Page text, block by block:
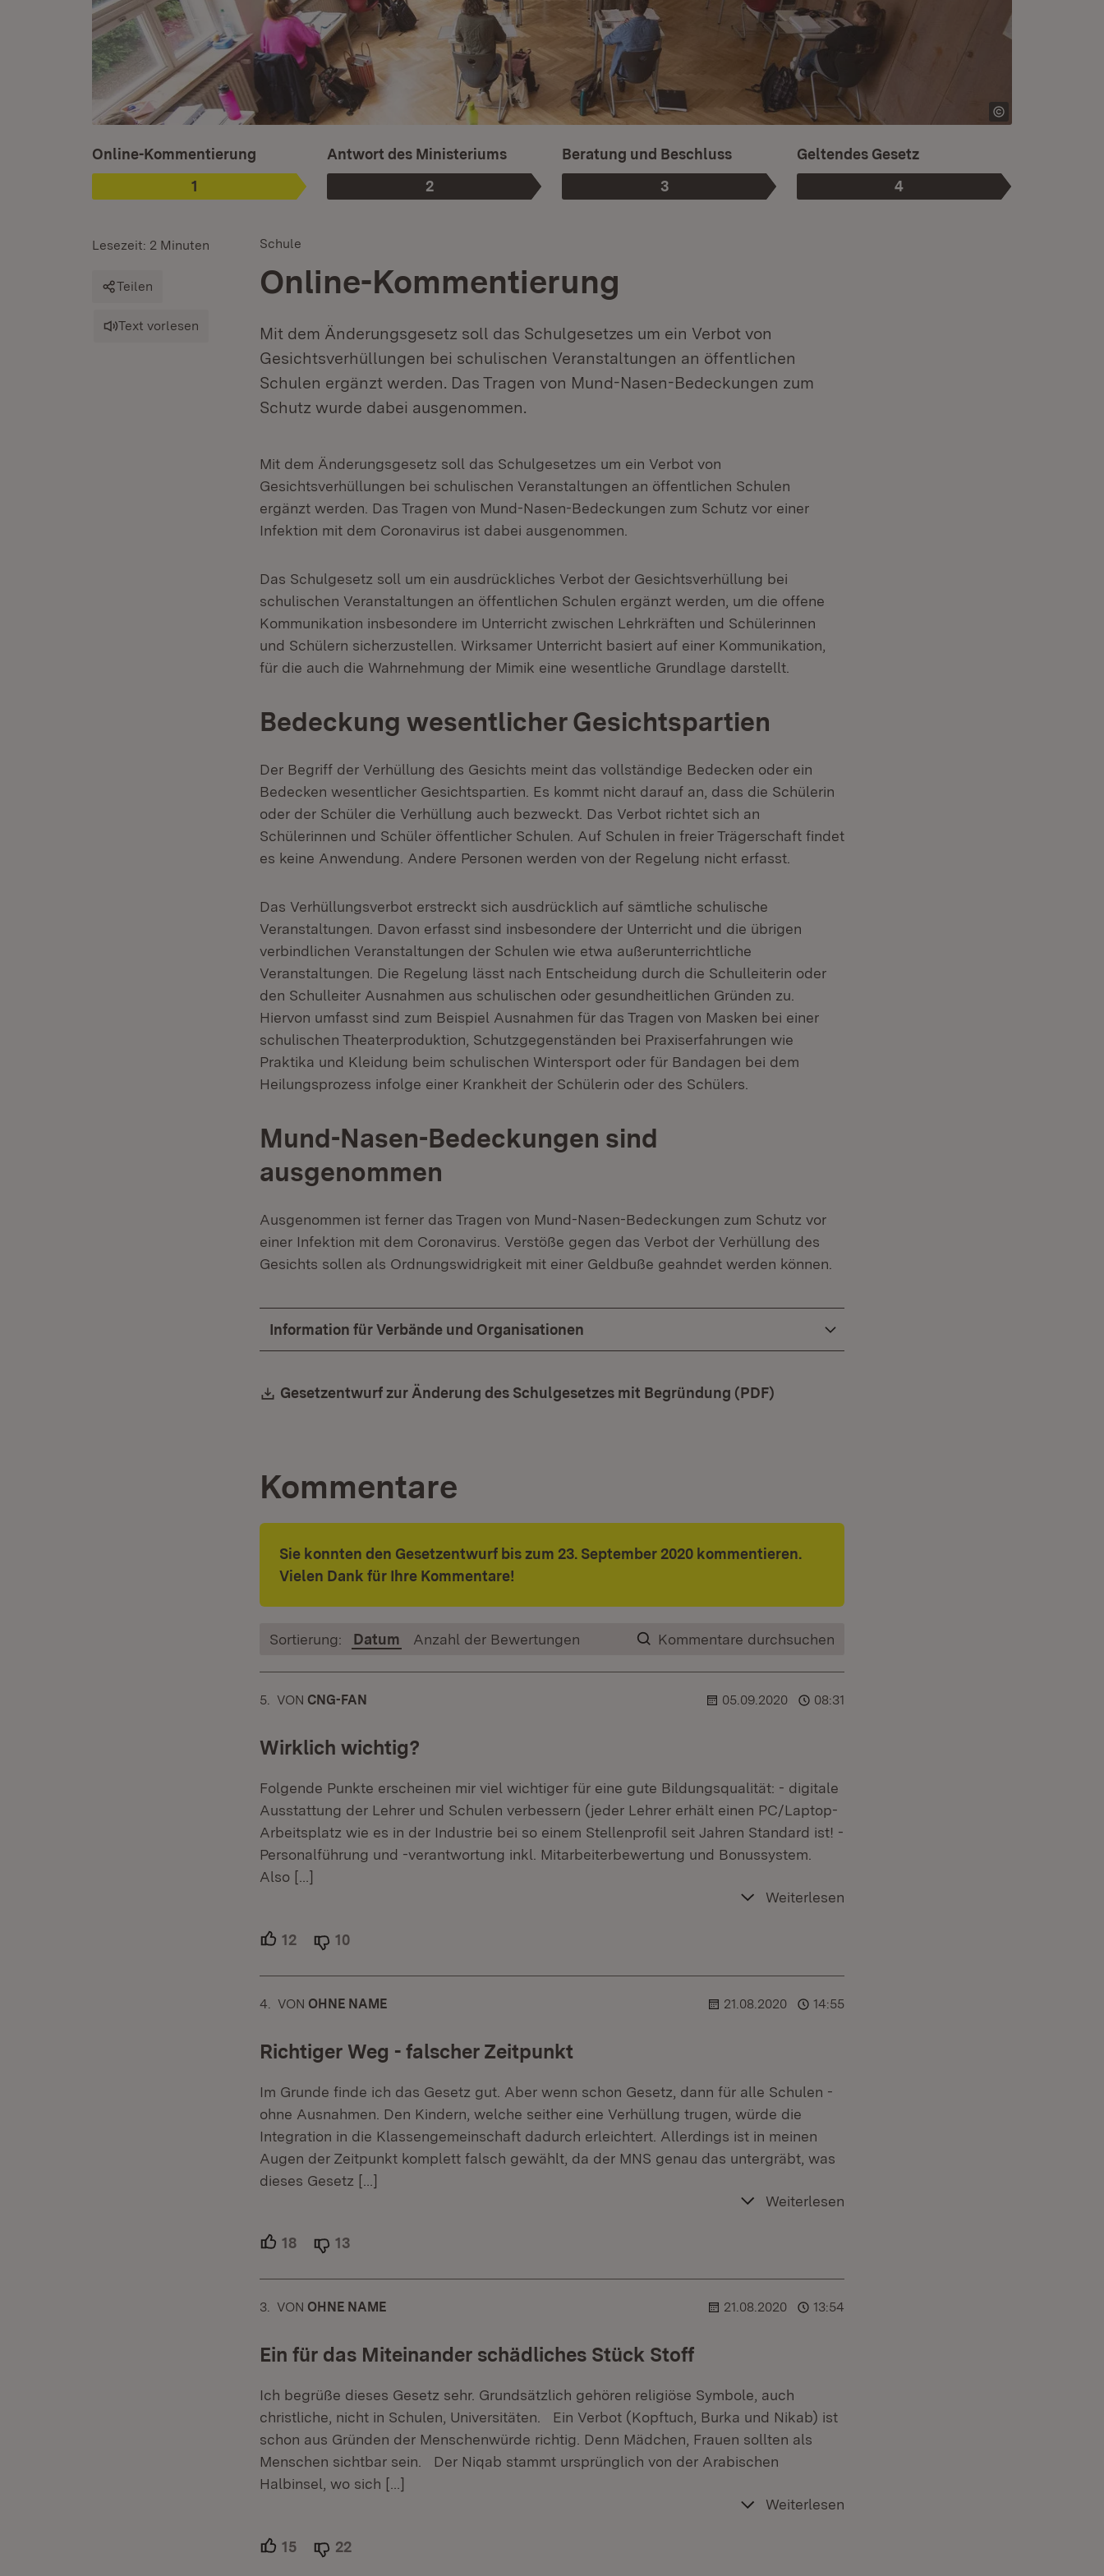
Phase
1
:
Ist ausgewählt.
Online-Kommentierung
Phase
2
:
Antwort des Ministeriums
Phase
3
:
Beratung und Beschluss
Phase
4
:
Ist die aktuelle Phase.
Geltendes Gesetz
Schule
Online-Kommentierung
Mit dem Änderungsgesetz soll das Schulgesetzes um ein Verbot von
Gesichtsverhüllungen bei schulischen Veranstaltungen an öffentlichen
Schulen ergänzt werden. Das Tragen von Mund-Nasen-Bedeckungen zum
Schutz wurde dabei ausgenommen.
Lesezeit: 2 Minuten
Teilen
Text vorlesen
Mit dem Änderungsgesetz soll das Schulgesetzes um ein Verbot von
Gesichtsverhüllungen bei schulischen Veranstaltungen an öffentlichen Schulen
ergänzt werden. Das Tragen von Mund-Nasen-Bedeckungen zum Schutz vor einer
Infektion mit dem Coronavirus ist dabei ausgenommen.
Das Schulgesetz soll um ein ausdrückliches Verbot der Gesichtsverhüllung bei
schulischen Veranstaltungen an öffentlichen Schulen ergänzt werden, um die offene
Kommunikation insbesondere im Unterricht zwischen Lehrkräften und Schülerinnen
und Schülern sicherzustellen. Wirksamer Unterricht basiert auf einer Kommunikation,
für die auch die Wahrnehmung der Mimik eine wesentliche Grundlage darstellt.
Bedeckung wesentlicher Gesichtspartien
Der Begriff der Verhüllung des Gesichts meint das vollständige Bedecken oder ein
Bedecken wesentlicher Gesichtspartien. Es kommt nicht darauf an, dass die Schülerin
oder der Schüler die Verhüllung auch bezweckt. Das Verbot richtet sich an
Schülerinnen und Schüler öffentlicher Schulen. Auf Schulen in freier Trägerschaft findet
es keine Anwendung. Andere Personen werden von der Regelung nicht erfasst.
Das Verhüllungsverbot erstreckt sich ausdrücklich auf sämtliche schulische
Veranstaltungen. Davon erfasst sind insbesondere der Unterricht und die übrigen
verbindlichen Veranstaltungen der Schulen wie etwa außerunterrichtliche
Veranstaltungen. Die Regelung lässt nach Entscheidung durch die Schulleiterin oder
den Schulleiter Ausnahmen aus schulischen oder gesundheitlichen Gründen zu.
Hiervon umfasst sind zum Beispiel Ausnahmen für das Tragen von Masken bei einer
schulischen Theaterproduktion, Schutzgegenständen bei Praxiserfahrungen wie
Praktika und Kleidung beim schulischen Wintersport oder für Bandagen bei dem
Heilungsprozess infolge einer Krankheit der Schülerin oder des Schülers.
Mund-Nasen-Bedeckungen sind
ausgenommen
Ausgenommen ist ferner das Tragen von Mund-Nasen-Bedeckungen zum Schutz vor
einer Infektion mit dem Coronavirus. Verstöße gegen das Verbot der Verhüllung des
Gesichts sollen als Ordnungswidrigkeit mit einer Geldbuße geahndet werden können.
Information für Verbände und Organisationen
Download:
Gesetzentwurf zur Änderung des Schulgesetzes mit Begründung (PDF)
Kommentare
Sie konnten den Gesetzentwurf bis zum 23. September 2020 kommentieren.
Vielen Dank für Ihre Kommentare!
Kommentare durchsuchen
Sortierung: Datum Anzahl der Bewertungen
5. KOMMENTAR
VON :CNG-FAN 05.09.2020 08:31
Wirklich wichtig?
Folgende Punkte erscheinen mir viel wichtiger für eine gute Bildungsqualität: - digitale
Ausstattung der Lehrer und Schulen verbessern (jeder Lehrer erhält einen PC/Laptop-
Arbeitsplatz wie es in der Industrie bei so einem Stellenprofil seit Jahren Standard ist! -
Personalführung und -verantwortung inkl. Mitarbeiterbewertung und Bonussystem.
Also […]
Weiterlesen
12 Unterstützer.
10
4. KOMMENTAR
VON :OHNE NAME 21.08.2020 14:55
Richtiger Weg - falscher Zeitpunkt
Im Grunde finde ich das Gesetz gut. Aber wenn schon Gesetz, dann für alle Schulen -
ohne Ausnahmen. Den Kindern, welche seither eine Verhüllung trugen, würde die
Integration in die Klassengemeinschaft dadurch erleichtert. Allerdings ist in meinen
Augen der Zeitpunkt komplett falsch gewählt, da der MNS genau das untergräbt, was
dieses Gesetz […]
Weiterlesen
18 Unterstützer.
13
3. KOMMENTAR
VON :OHNE NAME 21.08.2020 13:54
Ein für das Miteinander schädliches Stück Stoff
Ich begrüße dieses Gesetz sehr. Grundsätzlich gehören religiöse Symbole, auch
christliche, nicht in Schulen, Universitäten. Ein Verbot (Kopftuch, Burka und Nikab) ist
schon aus Gründen der Menschenwürde richtig. Denn Mädchen, Frauen sollten als
Menschen sichtbar sein. Der Niqab stammt ursprünglich von der Arabischen
Halbinsel, wo sich […]
Weiterlesen
15 Unterstützer.
22